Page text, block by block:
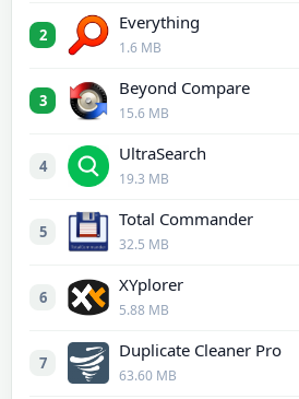
2
Everything
1.6 MB
3
Beyond Compare
15.6 MB
4
UltraSearch
19.3 MB
5
Total Commander
32.5 MB
6
XYplorer
5.88 MB
7
Duplicate Cleaner Pro
63.60 MB